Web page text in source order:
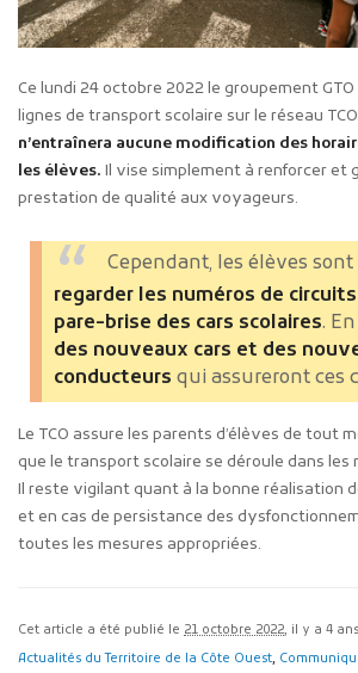
Ce lundi 24 octobre 2022 le groupement
lignes de transport scolaire sur le réseau TCO.
n’entraînera aucune modification des
les élèves. Il vise simplement à renforcer et
prestation de qualité aux voyageurs.
Cependant, les élèves
regarder les numéros de
pare-brise des cars scolaires.
des nouveaux cars et des
conducteurs qui assureront ces
Le TCO assure les parents d’élèves de tout
que le transport scolaire se déroule dans les
Il reste vigilant quant à la bonne réalisation
et en cas de persistance des
toutes les mesures appropriées.
Cet article a été publié le 21 octobre 2022, il y a 4
Actualités du Territoire de la Côte Ouest,